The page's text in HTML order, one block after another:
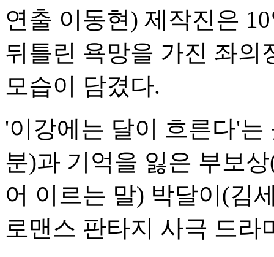
연출 이동현) 제작진은
뒤틀린 욕망을 가진 좌의
모습이 담겼다.
'이강에는 달이 흐른다'
분)과 기억을 잃은 부보
어 이르는 말) 박달이(김
로맨스 판타지 사극 드라